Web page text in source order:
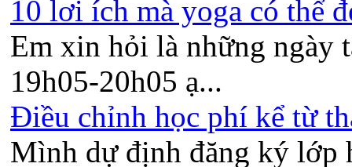
10 lơi ích mà yoga có thể
Em xin hỏi là những ngày
19h05-20h05 ạ...
Điều chỉnh học phí kể từ
Mình dự định đăng ký lớp